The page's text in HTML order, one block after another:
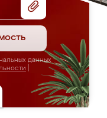
данных